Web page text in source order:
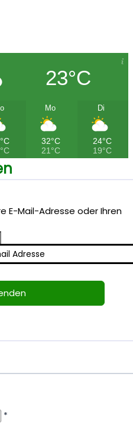
23°C
Mo
32°C
21°C
Di
24°C
19°C
E-Mail-Adresse oder Ihren
Adresse
*